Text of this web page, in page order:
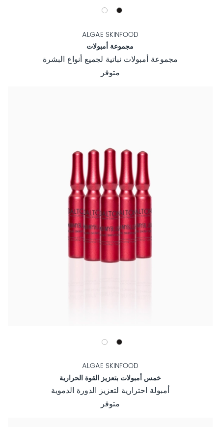
ALGAE SKINFOOD
مجموعة أمبولات
مجموعة أمبولات نباتية لجميع أنواع البشرة
متوفر
ALGAE SKINFOOD
خمس أمبولات بتعزيز القوة الحرارية
أمبولة احترارية لتعزيز الدورة الدموية
متوفر